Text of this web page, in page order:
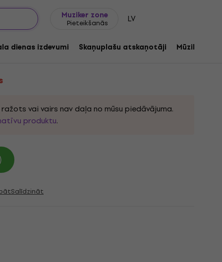
Muziker zone
Pieteikšanās LV
dienas izdevumi Skaņuplašu atskaņotāji Mūzikas
Cecile (LP)
vai vairs nav daļa no mūsu piedāvājuma.
produktu.
Salīdzināt